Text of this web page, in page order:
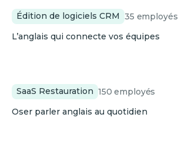
Édition de logiciels CRM 35 employés
L’anglais qui connecte vos équipes
SaaS Restauration 150 employés
Oser parler anglais au quotidien